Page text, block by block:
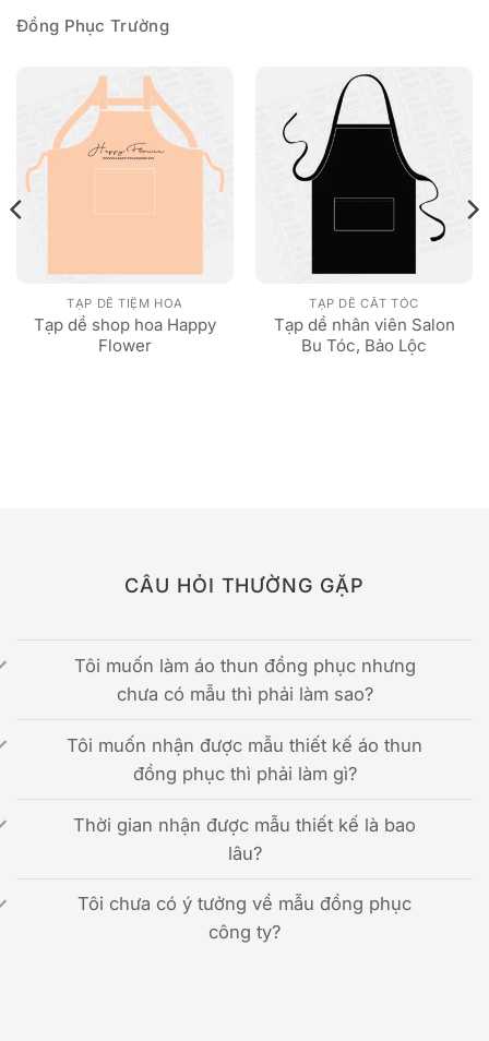
Đồng Phục Trường
TẠP DỀ TIỆM HOA
Tạp dề shop hoa Happy
Flower
TẠP DỀ CẮT TÓC
Tạp dề nhân viên Salon
Bu Tóc, Bảo Lộc
CÂU HỎI THƯỜNG GẶP
Tôi muốn làm áo thun đồng phục nhưng
chưa có mẫu thì phải làm sao?
Tôi muốn nhận được mẫu thiết kế áo thun
đồng phục thì phải làm gì?
Thời gian nhận được mẫu thiết kế là bao
lâu?
Tôi chưa có ý tưởng về mẫu đồng phục
công ty?